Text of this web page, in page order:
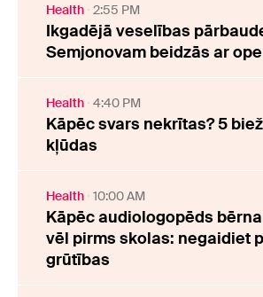
Health 2:55 PM
Ikgadējā veselības
Semjonovam beidzās ar
Health 4:40 PM
Kāpēc svars nekrītas? 5
kļūdas
Health 10:00 AM
Kāpēc audiologopēds
vēl pirms skolas: negaidiet
grūtības